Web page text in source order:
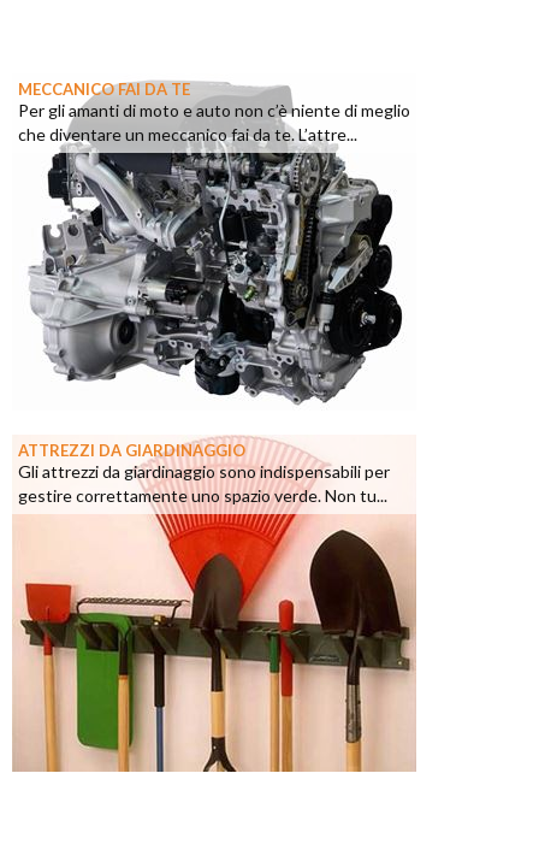
MECCANICO FAI DA TE
Per gli amanti di moto e auto non c’è niente di meglio
che diventare un meccanico fai da te. L’attre...
ATTREZZI DA GIARDINAGGIO
Gli attrezzi da giardinaggio sono indispensabili per
gestire correttamente uno spazio verde. Non tu...